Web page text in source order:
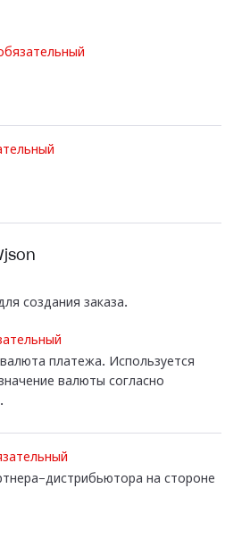
json
создания заказа.
платежа. Используется
валюты согласно
.
дистрибьютора на стороне